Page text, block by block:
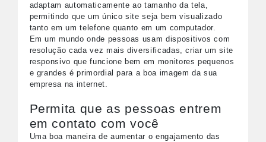
adaptam automaticamente ao tamanho da tela,
permitindo que um único site seja bem visualizado
tanto em um telefone quanto em um computador.
Em um mundo onde pessoas usam dispositivos com
resolução cada vez mais diversificadas, criar um site
responsivo que funcione bem em monitores pequenos
e grandes é primordial para a boa imagem da sua
empresa na internet.
Permita que as pessoas entrem
em contato com você
Uma boa maneira de aumentar o engajamento das